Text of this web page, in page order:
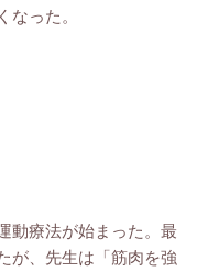
なった。
動療法が始まった。最
が、先生は「筋肉を強